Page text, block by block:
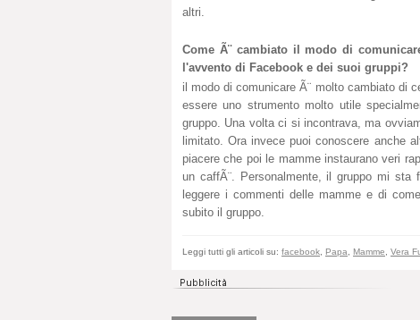
altri.
Come Ã¨ cambiato il modo di
l'avvento di Facebook e dei suoi gruppi?
il modo di comunicare Ã¨ molto cambiato di
essere uno strumento molto utile
gruppo. Una volta ci si incontrava, ma
limitato. Ora invece puoi conoscere anche
piacere che poi le mamme instaurano veri
un caffÃ¨. Personalmente, il gruppo mi sta
leggere i commenti delle mamme e di
subito il gruppo.
Leggi tutti gli articoli su: facebook Papa Mamme Vera